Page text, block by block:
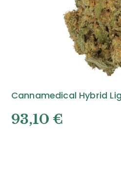
Cannamedical Hybrid
93,10 €